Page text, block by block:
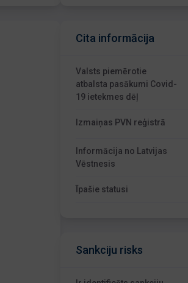
Cita informācija
Valsts piemērotie
atbalsta pasākumi Covid-
19 ietekmes dēļ
Izmaiņas PVN reģistrā
Informācija no Latvijas
Vēstnesis
Īpašie statusi
Sankciju risks